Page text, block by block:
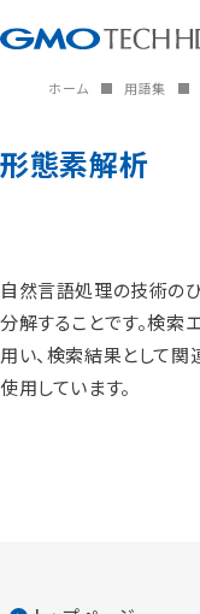
ホーム 用語集
形態素解析
自然言語処理の技術の
分解することです。検索
用い、検索結果として
使用しています。